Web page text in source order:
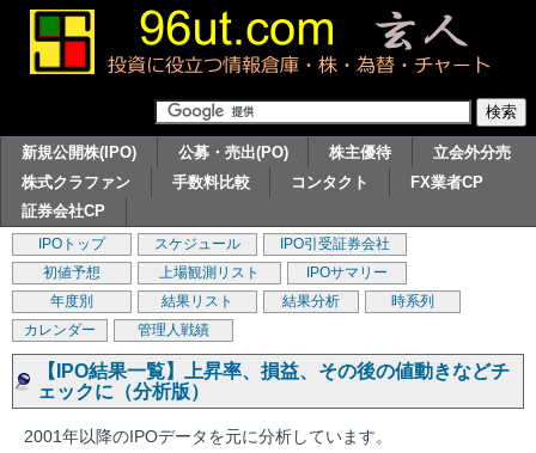
新規公開株(IPO) 公募・売出(PO) 株主優待
立会外分売
株式クラファン
手数料比較 コンタクト
FX業者CP
証券会社CP
IPOトップ スケジュール
IPO引受証券会社
初値予想
上場観測リスト
IPOサマリー
年度別
結果リスト 結果分析
時系列
カレンダー
管理人戦績
【IPO結果一覧】上昇率、損益、その後の値動きなどチ
ェックに（分析版）
2001年以降のIPOデータを元に分析しています。